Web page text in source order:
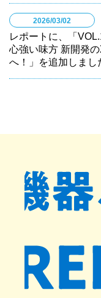
2026/03/02
レポートに、「
心強い味方 新開発
へ！」を追加しまし